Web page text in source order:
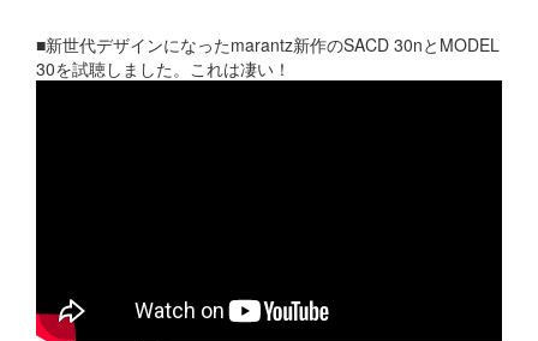
■新世代デザインになったmarantz新作のSACD 30nとMODEL
30を試聴しました。これは凄い！